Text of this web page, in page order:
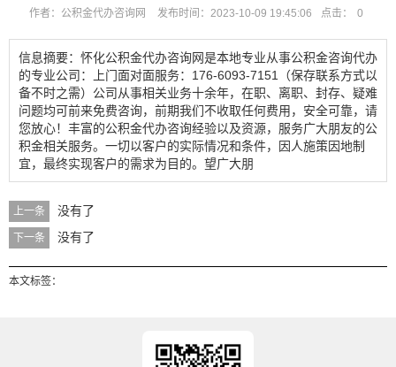
作者：公积金代办咨询网 发布时间：2023-10-09 19:45:06 点击： 0
信息摘要：怀化公积金代办咨询网是本地专业从事公积金咨询代办
的专业公司：上门面对面服务：176-6093-7151（保存联系方式以
备不时之需）公司从事相关业务十余年，在职、离职、封存、疑难
问题均可前来免费咨询，前期我们不收取任何费用，安全可靠，请
您放心！丰富的公积金代办咨询经验以及资源，服务广大朋友的公
积金相关服务。一切以客户的实际情况和条件，因人施策因地制
宜，最终实现客户的需求为目的。望广大朋
上一条 没有了
下一条 没有了
本文标签：